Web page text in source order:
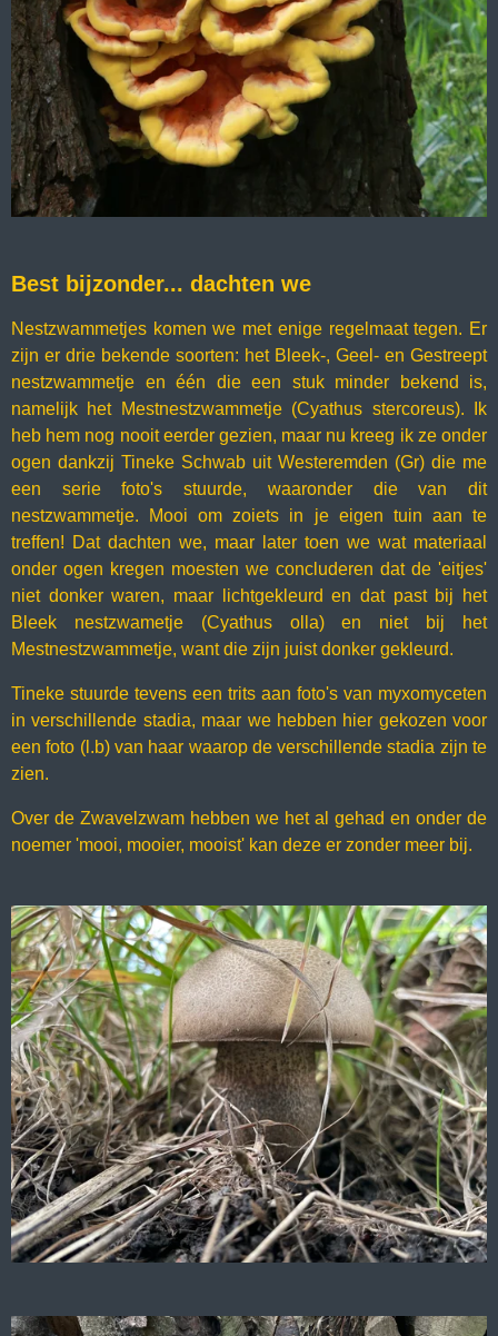
Best bijzonder... dachten we
Nestzwammetjes komen we met enige regelmaat tegen. Er
zijn er drie bekende soorten: het Bleek-, Geel- en Gestreept
nestzwammetje en één die een stuk minder bekend is,
namelijk het Mestnestzwammetje (Cyathus stercoreus). Ik
heb hem nog nooit eerder gezien, maar nu kreeg ik ze onder
ogen dankzij Tineke Schwab uit Westeremden (Gr) die me
een serie foto's stuurde, waaronder die van dit
nestzwammetje. Mooi om zoiets in je eigen tuin aan te
treffen! Dat dachten we, maar later toen we wat materiaal
onder ogen kregen moesten we concluderen dat de 'eitjes'
niet donker waren, maar lichtgekleurd en dat past bij het
Bleek nestzwametje (Cyathus olla) en niet bij het
Mestnestzwammetje, want die zijn juist donker gekleurd.
Tineke stuurde tevens een trits aan foto's van myxomyceten
in verschillende stadia, maar we hebben hier gekozen voor
een foto (l.b) van haar waarop de verschillende stadia zijn te
zien.
Over de Zwavelzwam hebben we het al gehad en onder de
noemer 'mooi, mooier, mooist' kan deze er zonder meer bij.